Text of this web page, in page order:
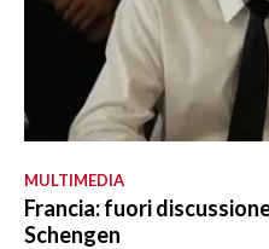
MULTIMEDIA
Francia: fuori
Schengen